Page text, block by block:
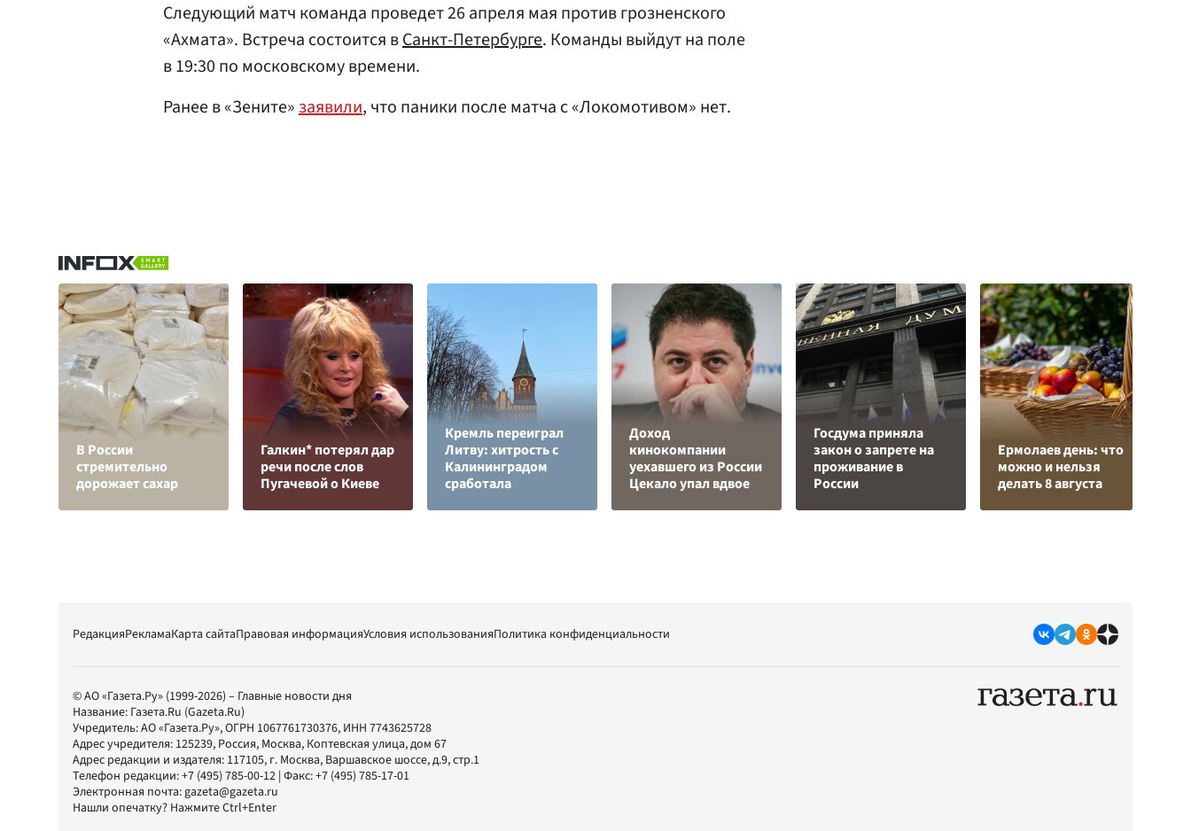
Следующий матч команда проведет 26 апреля мая против грозненского
«Ахмата». Встреча состоится вСанкт-Петербурге. Команды выйдут на поле
в 19:30 по московскому времени.
Ранее в «Зените»заявили, что паники после матча с «Локомотивом» нет.
В России
стремительно
дорожает сахар
Галкин* потерял дар
речи после слов
Пугачевой о Киеве
Кремль переиграл
Литву: хитрость с
Калининградом
сработала
Доход
кинокомпании
уехавшего из России
Цекало упал вдвое
Госдума приняла
закон о запрете на
проживание в
России
Ермолаев день: что
можно и нельзя
делать 8 августа
РедакцияРекламаКарта сайтаПравовая информацияУсловия использованияПолитика конфиденциальности
© АО «Газета.Ру» (1999-2026) – Главные новости дня
Название: Газета.Ru (Gazeta.Ru)
Учредитель:АО «Газета.Ру», ОГРН 1067761730376, ИНН 7743625728
Адрес учредителя: 125239, Россия, Москва, Коптевская улица, дом 67
Адрес редакции и издателя: 117105, г. Москва, Варшавское шоссе, д.9, стр.1
Телефон редакции:+7 (495) 785-00-12 | Факс:+7 (495) 785-17-01
Электронная почта:gazeta@gazeta.ru
Нашли опечатку? Нажмите Ctrl+Enter